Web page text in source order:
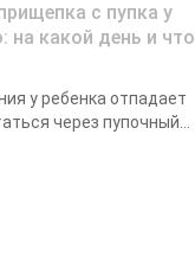
с пупка у
на какой день и что
у ребенка отпадает
через пупочный...